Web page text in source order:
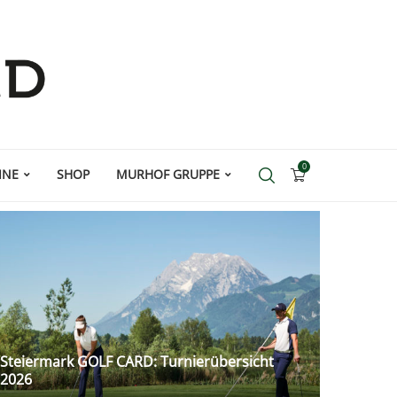
SHOP MURHOF GRUPPE 0
Steiermark GOLF CARD: Turnierübersicht
2026